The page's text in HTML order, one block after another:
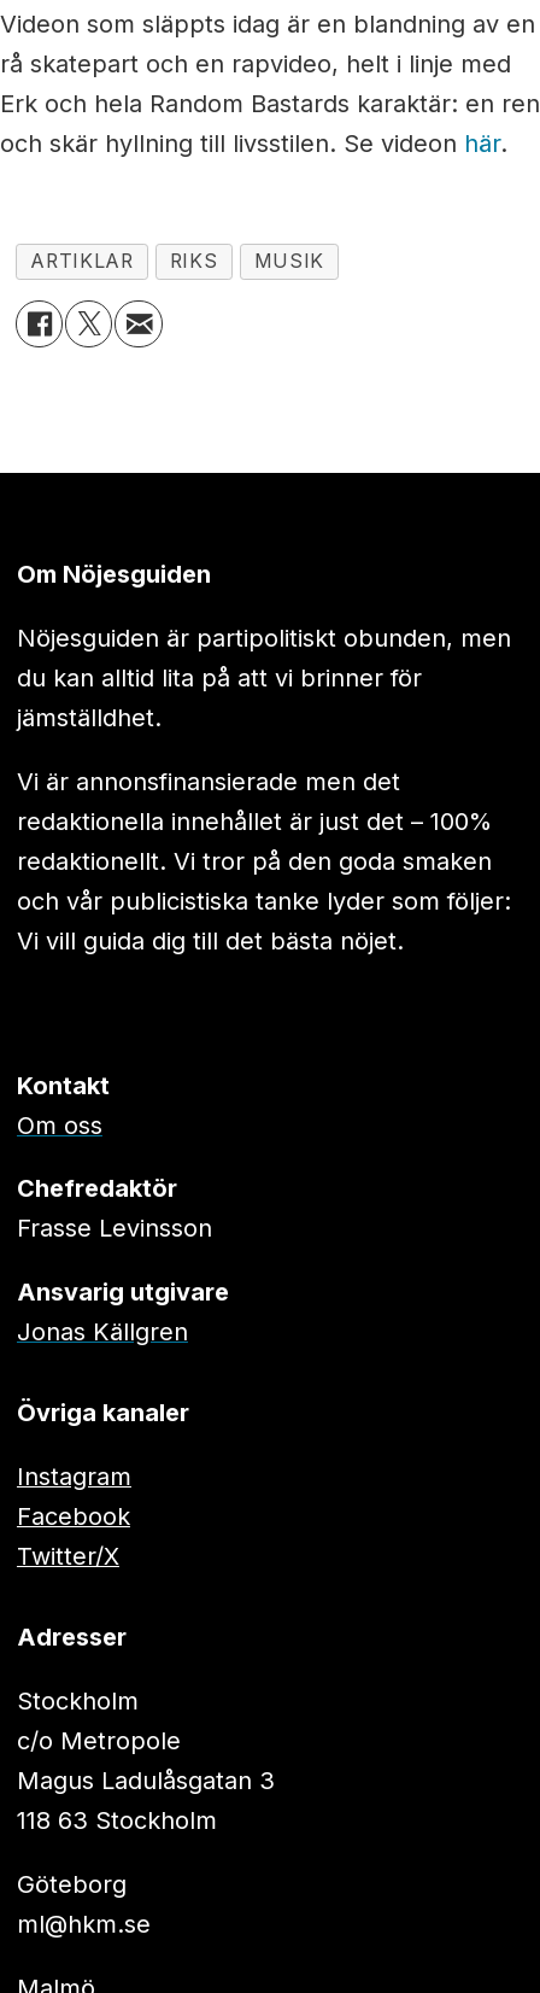
Videon som släppts idag är en blandning av en
rå skatepart och en rapvideo, helt i linje med
Erk och hela Random Bastards karaktär: en ren
och skär hyllning till livsstilen. Se videon här.
ARTIKLAR RIKS MUSIK
Om Nöjesguiden
Nöjesguiden är partipolitiskt obunden, men
du kan alltid lita på att vi brinner för
jämställdhet.
Vi är annonsfinansierade men det
redaktionella innehållet är just det – 100%
redaktionellt. Vi tror på den goda smaken
och vår publicistiska tanke lyder som följer:
Vi vill guida dig till det bästa nöjet.
Kontakt
Om oss
Chefredaktör
Frasse Levinsson
Ansvarig utgivare
Jonas Källgren
Övriga kanaler
Instagram
Facebook
Twitter/X
Adresser
Stockholm
c/o Metropole
Magus Ladulåsgatan 3
118 63 Stockholm
Göteborg
ml@hkm.se